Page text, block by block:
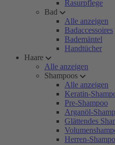
Rasurpflege
Bad
Alle anzeigen
Badaccessoires
Bademäntel
Handtücher
Haare
Alle anzeigen
Shampoos
Alle anzeigen
Keratin-
Pre-Shampoo
Arganöl-
Glättendes
Herren-